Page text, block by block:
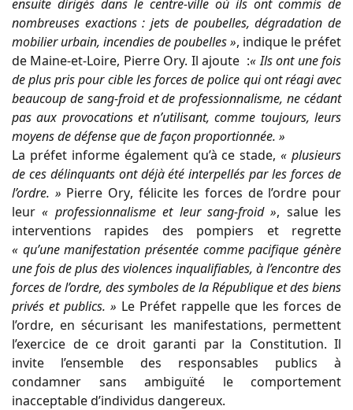
ensuite dirigés dans le centre-ville où ils ont commis de
nombreuses exactions : jets de poubelles, dégradationde
mobilier urbain, incendies de poubelles », indique le préfet
de Maine-et-Loire, Pierre Ory. Il ajoute :«Ils ont une fois
de plus pris pour cible les forces de police qui ont réagi avec
beaucoup de sang-froid et de professionnalisme, ne cédant
pas aux provocations et n’utilisant, comme toujours, leurs
moyensdedéfensequedefaçonproportionnée. »
La préfet informe également qu’à ce stade, « plusieurs
de ces délinquants ont déjà été interpellés par les forces de
l’ordre. » Pierre Ory, félicite les forces de l’ordre pour
leur« professionnalisme et leur sang-froid », salue les
interventions rapides des pompiers et regrette
« qu’une manifestation présentée comme pacifique génère
une fois deplus des violences inqualifiables, à l’encontre des
forces de l’ordre, des symbolesde la République et des biens
privés et publics. » Le Préfet rappelle que les forces de
l’ordre, en sécurisant les manifestations, permettent
l’exercice de ce droit garanti par la Constitution. Il
invite l’ensemble des responsables publics
à
condamner
sans ambiguïté le
comportement
inacceptable d’individus dangereux.